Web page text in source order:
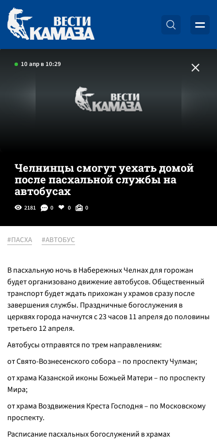
10 апр в 10:29
Челнинцы смогут уехать домой
после пасхальной службы на
автобусах
2181 0 0 0
#ПАСХА #АВТОБУС
В пасхальную ночь в Набережных Челнах для горожан
будет организовано движение автобусов. Общественный
транспорт будет ждать прихожан у храмов сразу после
завершения службы. Праздничные богослужения в
церквях города начнутся с 23 часов 11 апреля до половины
третьего 12 апреля.
Автобусы отправятся по трем направлениям:
от Свято-Вознесенского собора – по проспекту Чулман;
от храма Казанской иконы Божьей Матери – по проспекту
Мира;
от храма Воздвижения Креста Господня – по Московскому
проспекту.
Расписание пасхальных богослужений в храмах